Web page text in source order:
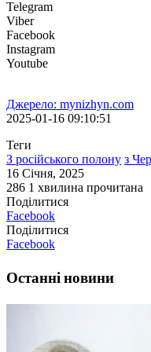
Telegram
Viber
Facebook
Instagram
Youtube
Джерело: mynizhyn.com
2025-01-16 09:10:51
Теги
З російського полону з
16 Січня, 2025
286 1 хвилина прочитана
Поділитися
Facebook
Поділитися
Facebook
Останні новини